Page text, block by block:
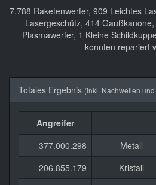
7.788 Raketenwerfer, 909 Leichtes
Lasergeschütz, 414
Plasmawerfer, 1 Kleine
konnten repariert
Totales Ergebnis (inkl. Nachwellen
Angreifer
377.000.298
Metall
206.855.179
Kristall